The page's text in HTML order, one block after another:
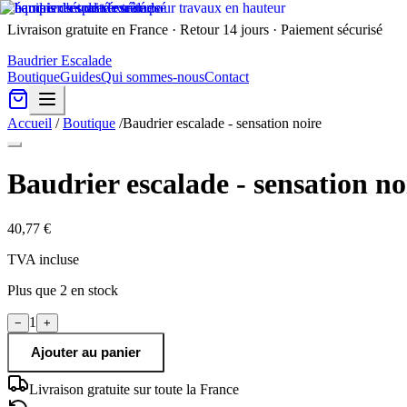
Livraison gratuite en France · Retour 14 jours · Paiement sécurisé
Baudrier Escalade
BoutiqueGuidesQui sommes-nousContact
Accueil / Boutique /Baudrier escalade - sensation noire
Baudrier escalade - sensation
40,77 €
TVA incluse
Plus que 2 en stock
− 1 +
Ajouter au panier
Livraison gratuite sur toute la France